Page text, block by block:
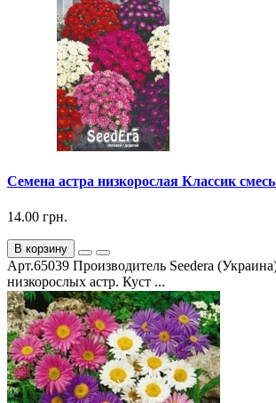
Семена астра низкорослая Классик
14.00 грн.
В корзину
Арт.65039 Производитель Seedera
низкорослых астр. Куст ...